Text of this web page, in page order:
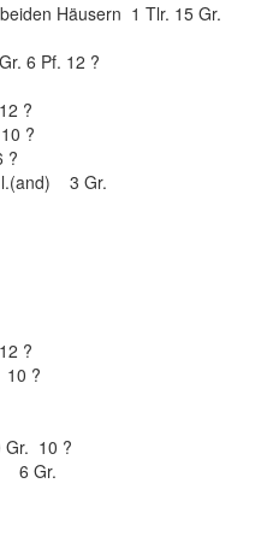
Häusern 1 Tlr. 15 Gr.
6 Pf. 12 ?
?
?
?
l.(and) 3 Gr.
?
?
10 ?
6 Gr.